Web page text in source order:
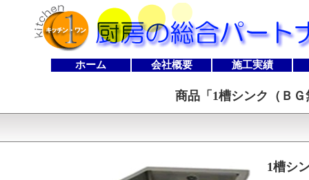
ホーム 会社概要 施工実績
商品「 1槽シンク（ＢＧ
1槽シ